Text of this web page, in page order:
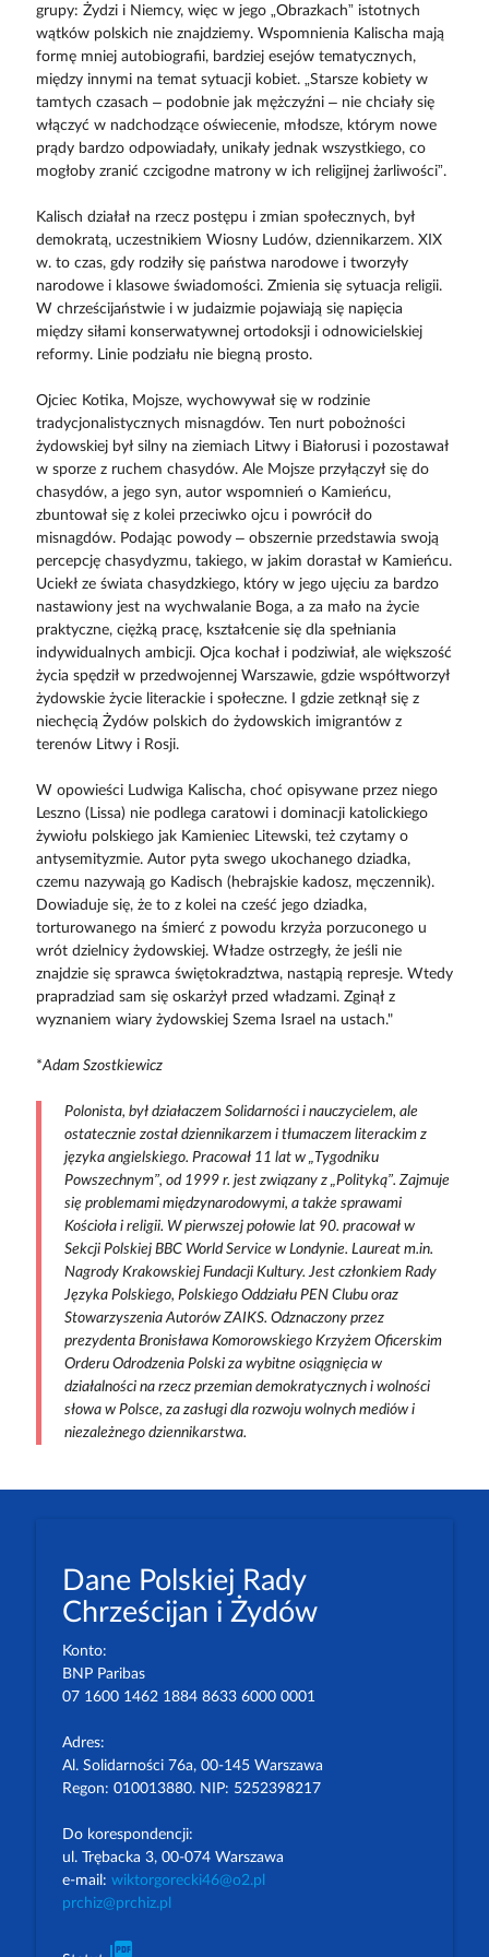
grupy: Żydzi i Niemcy, więc w jego „Obrazkach” istotnych
wątków polskich nie znajdziemy. Wspomnienia Kalischa mają
formę mniej autobiografii, bardziej esejów tematycznych,
między innymi na temat sytuacji kobiet. „Starsze kobiety w
tamtych czasach – podobnie jak mężczyźni – nie chciały się
włączyć w nadchodzące oświecenie, młodsze, którym nowe
prądy bardzo odpowiadały, unikały jednak wszystkiego, co
mogłoby zranić czcigodne matrony w ich religijnej żarliwości”.
Kalisch działał na rzecz postępu i zmian społecznych, był
demokratą, uczestnikiem Wiosny Ludów, dziennikarzem. XIX
w. to czas, gdy rodziły się państwa narodowe i tworzyły
narodowe i klasowe świadomości. Zmienia się sytuacja religii.
W chrześcijaństwie i w judaizmie pojawiają się napięcia
między siłami konserwatywnej ortodoksji i odnowicielskiej
reformy. Linie podziału nie biegną prosto.
Ojciec Kotika, Mojsze, wychowywał się w rodzinie
tradycjonalistycznych misnagdów. Ten nurt pobożności
żydowskiej był silny na ziemiach Litwy i Białorusi i pozostawał
w sporze z ruchem chasydów. Ale Mojsze przyłączył się do
chasydów, a jego syn, autor wspomnień o Kamieńcu,
zbuntował się z kolei przeciwko ojcu i powrócił do
misnagdów. Podając powody – obszernie przedstawia swoją
percepcję chasydyzmu, takiego, w jakim dorastał w Kamieńcu.
Uciekł ze świata chasydzkiego, który w jego ujęciu za bardzo
nastawiony jest na wychwalanie Boga, a za mało na życie
praktyczne, ciężką pracę, kształcenie się dla spełniania
indywidualnych ambicji. Ojca kochał i podziwiał, ale większość
życia spędził w przedwojennej Warszawie, gdzie współtworzył
żydowskie życie literackie i społeczne. I gdzie zetknął się z
niechęcią Żydów polskich do żydowskich imigrantów z
terenów Litwy i Rosji.
W opowieści Ludwiga Kalischa, choć opisywane przez niego
Leszno (Lissa) nie podlega caratowi i dominacji katolickiego
żywiołu polskiego jak Kamieniec Litewski, też czytamy o
antysemityzmie. Autor pyta swego ukochanego dziadka,
czemu nazywają go Kadisch (hebrajskie kadosz, męczennik).
Dowiaduje się, że to z kolei na cześć jego dziadka,
torturowanego na śmierć z powodu krzyża porzuconego u
wrót dzielnicy żydowskiej. Władze ostrzegły, że jeśli nie
znajdzie się sprawca świętokradztwa, nastąpią represje. Wtedy
prapradziad sam się oskarżył przed władzami. Zginął z
wyznaniem wiary żydowskiej Szema Israel na ustach."
*Adam Szostkiewicz
Polonista, był działaczem Solidarności i nauczycielem, ale
ostatecznie został dziennikarzem i tłumaczem literackim z
języka angielskiego. Pracował 11 lat w „Tygodniku
Powszechnym”, od 1999 r. jest związany z „Polityką”. Zajmuje
się problemami międzynarodowymi, a także sprawami
Kościoła i religii. W pierwszej połowie lat 90. pracował w
Sekcji Polskiej BBC World Service w Londynie. Laureat m.in.
Nagrody Krakowskiej Fundacji Kultury. Jest członkiem Rady
Języka Polskiego, Polskiego Oddziału PEN Clubu oraz
Stowarzyszenia Autorów ZAIKS. Odznaczony przez
prezydenta Bronisława Komorowskiego Krzyżem Oficerskim
Orderu Odrodzenia Polski za wybitne osiągnięcia w
działalności na rzecz przemian demokratycznych i wolności
słowa w Polsce, za zasługi dla rozwoju wolnych mediów i
niezależnego dziennikarstwa.
Dane Polskiej Rady
Chrześcijan i Żydów
Konto:
BNP Paribas
07 1600 1462 1884 8633 6000 0001
Adres:
Al. Solidarności 76a, 00-145 Warszawa
Regon: 010013880. NIP: 5252398217
Do korespondencji:
ul. Trębacka 3, 00-074 Warszawa
e-mail: wiktorgorecki46@o2.pl
prchiz@prchiz.pl
picture_as_pdf